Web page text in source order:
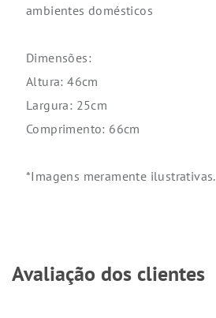
ambientes domésticos
Dimensões:
Altura: 46cm
Largura: 25cm
Comprimento: 66cm
*Imagens meramente ilustrativas.
Avaliação dos clientes